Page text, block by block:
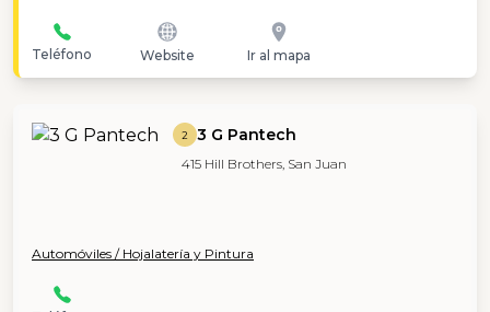
Teléfono Website Ir al mapa
2 3 G Pantech
415 Hill Brothers, San Juan
Automóviles / Hojalatería y Pintura